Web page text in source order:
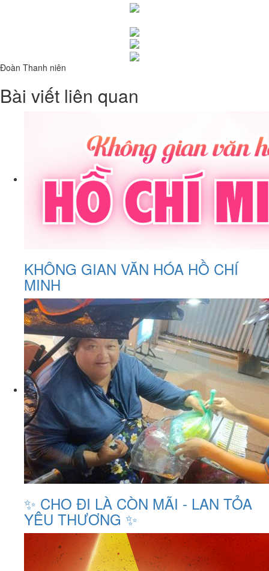
Đoàn Thanh niên
Bài viết liên quan
KHÔNG GIAN VĂN HÓA HỒ CHÍ
MINH
✨ CHO ĐI LÀ CÒN MÃI - LAN TỎA
YÊU THƯƠNG ✨